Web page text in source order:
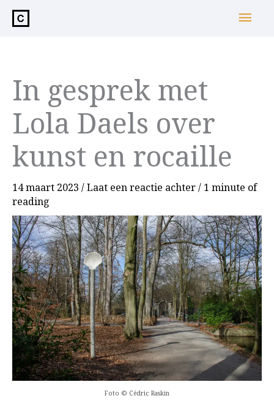
inhoud
In gesprek met
Lola Daels over
kunst en rocaille
14 maart 2023 /Laat een reactie achter/ 1 minute of
reading
Foto © Cédric Raskin